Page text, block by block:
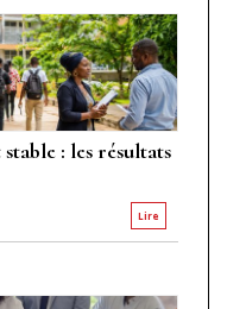
: les résultats
Lire